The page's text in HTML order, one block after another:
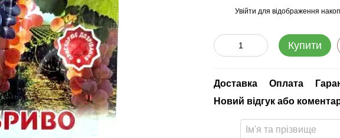
Увійти для відображення
Купити
Доставка Оплата
Новий відгук або